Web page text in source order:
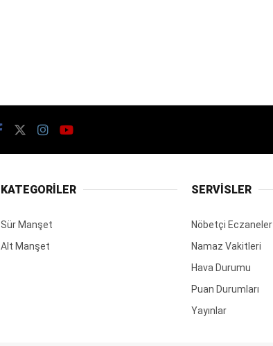
KATEGORİLER
Sür Manşet
Alt Manşet
SERVİSLER
Nöbetçi Eczaneler
Namaz Vakitleri
Hava Durumu
Puan Durumları
Yayınlar